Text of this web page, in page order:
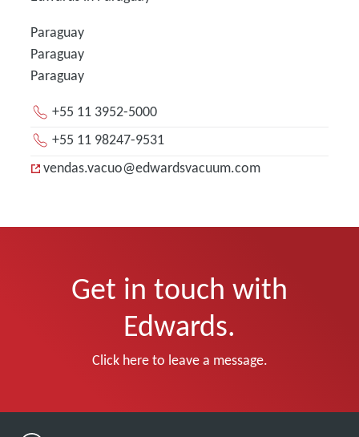
Paraguay
Paraguay
Paraguay
+55 11 3952-5000
+55 11 98247-9531
vendas.vacuo@edwardsvacuum.com
Get in touch with
Edwards.
Click here to leave a message.